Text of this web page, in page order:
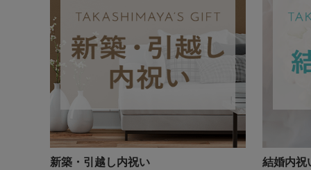
新築・引越し内祝い 結婚内祝